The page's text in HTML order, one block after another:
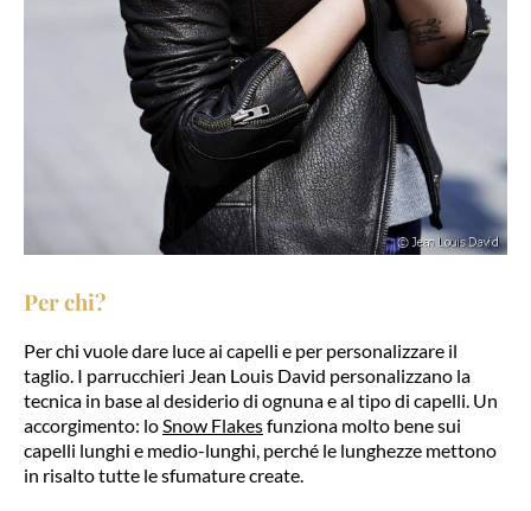
Per chi?
Per chi vuole dare luce ai capelli e per personalizzare il
taglio. I parrucchieri Jean Louis David personalizzano la
tecnica in base al desiderio di ognuna e al tipo di capelli. Un
accorgimento: loSnow Flakesfunziona molto bene sui
capelli lunghi e medio-lunghi, perché le lunghezze mettono
in risalto tutte le sfumature create.